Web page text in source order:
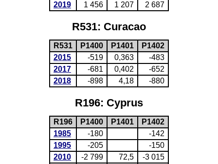
2019
1 456 1 207 2 687
R531: Curacao
R531 P1400 P1401
P1402
2015
-519 0,363
-483
2017
-681 0,402
-652
2018
-898 4,18 -880
R196: Cyprus
R196 P1400 P1401
P1402
1985
-180
-142
1995
-205
-150
2010
-2 799 72,5
-3 015